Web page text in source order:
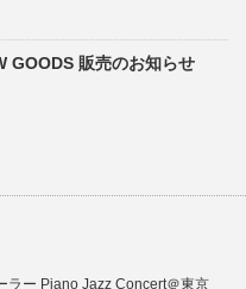
GOODS 販売のお知らせ
ラー Piano Jazz Concert＠東京